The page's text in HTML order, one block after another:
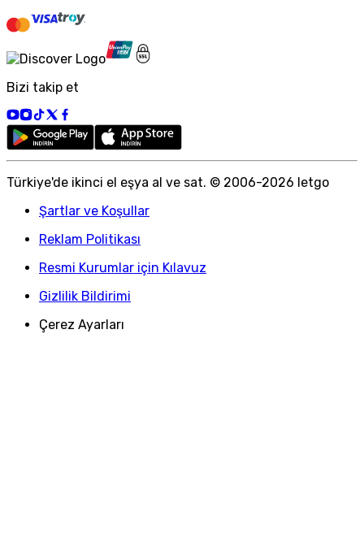
Bizi takip et
Türkiye'de ikinci el eşya al ve sat. © 2006-2026 letgo
Şartlar ve Koşullar
Reklam Politikası
Resmi Kurumlar için Kılavuz
Gizlilik Bildirimi
Çerez Ayarları